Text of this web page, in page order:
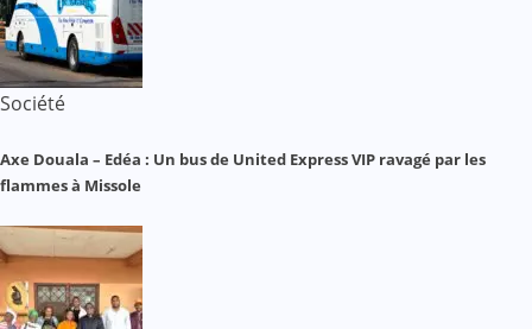
Société
Axe Douala – Edéa : Un bus de United Express VIP ravagé par les
flammes à Missole